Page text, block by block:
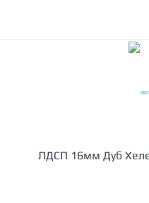
ЛДСП 16мм Дуб